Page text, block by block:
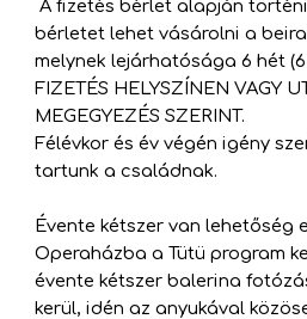
A fizetés bérlet alapján
bérletet lehet vásárolni a
melynek lejárhatósága 6 hét
FIZETÉS HELYSZÍNEN VAGY
MEGEGYEZÉS SZERINT.
Félévkor és év végén igény
tartunk a családnak.
Évente kétszer van lehetőség
Operaházba a Tütü program
évente kétszer balerina
kerül, idén az anyukával